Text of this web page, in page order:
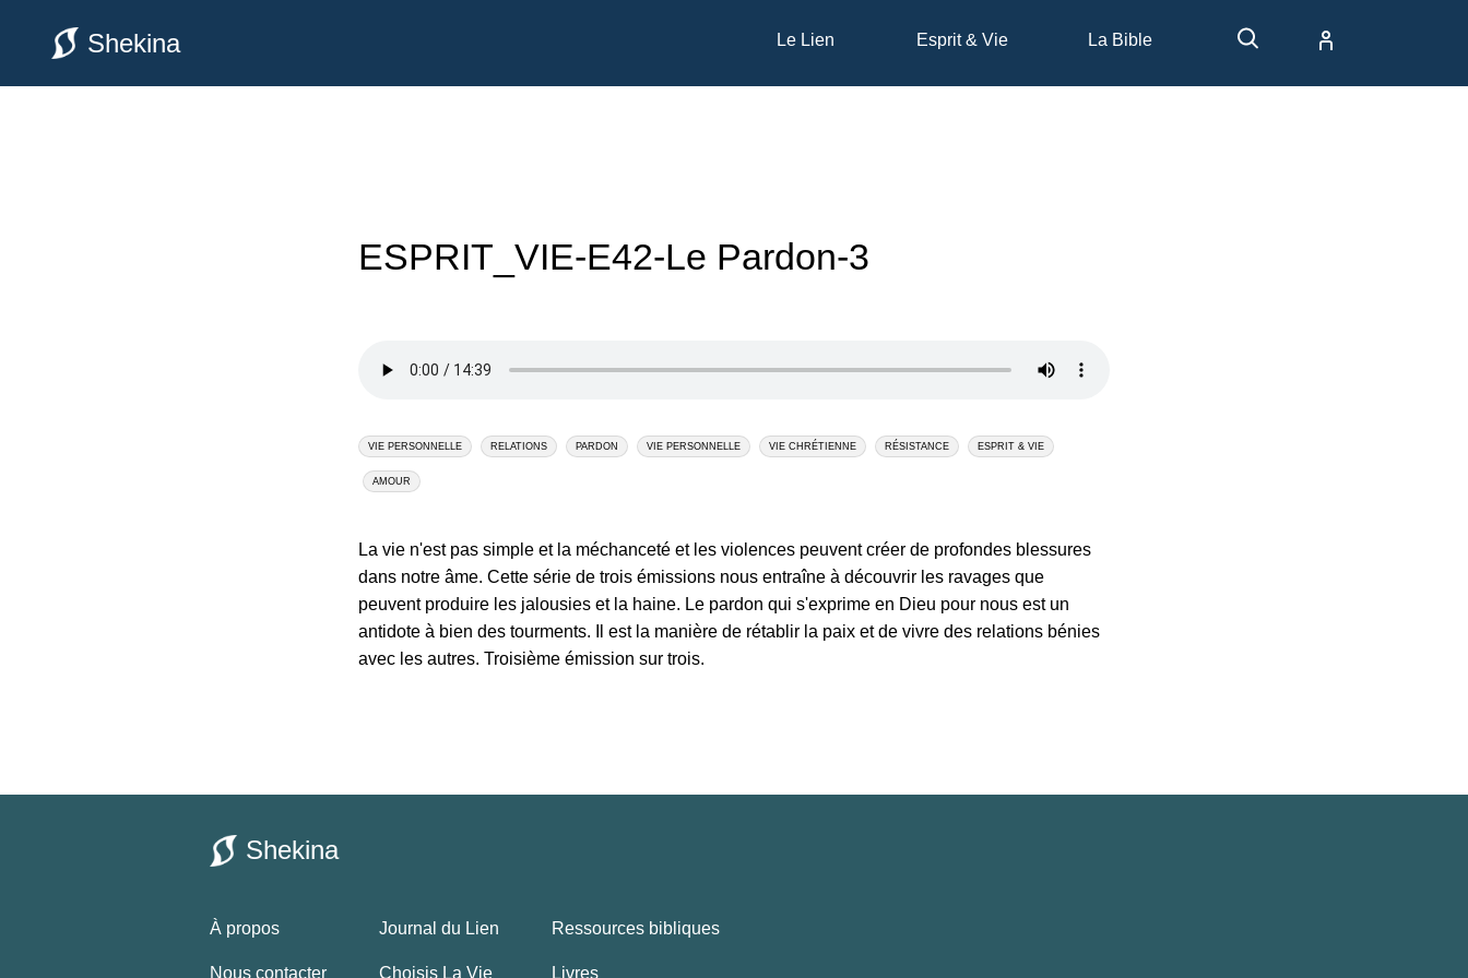
Shekina Le Lien Esprit & Vie La Bible
ESPRIT_VIE-E42-Le Pardon-3
VIE PERSONNELLE RELATIONS PARDON VIE PERSONNELLE VIE CHRÉTIENNE RÉSISTANCE ESPRIT & VIE
AMOUR
La vie n'est pas simple et la méchanceté et les violences peuvent créer de profondes blessures
dans notre âme. Cette série de trois émissions nous entraîne à découvrir les ravages que
peuvent produire les jalousies et la haine. Le pardon qui s'exprime en Dieu pour nous est un
antidote à bien des tourments. Il est la manière de rétablir la paix et de vivre des relations bénies
avec les autres. Troisième émission sur trois.
Shekina
À propos
Nous contacter
Journal du Lien
Choisis La Vie
Ressources bibliques
Livres